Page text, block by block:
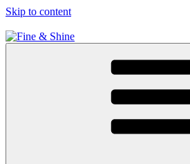
Skip to content